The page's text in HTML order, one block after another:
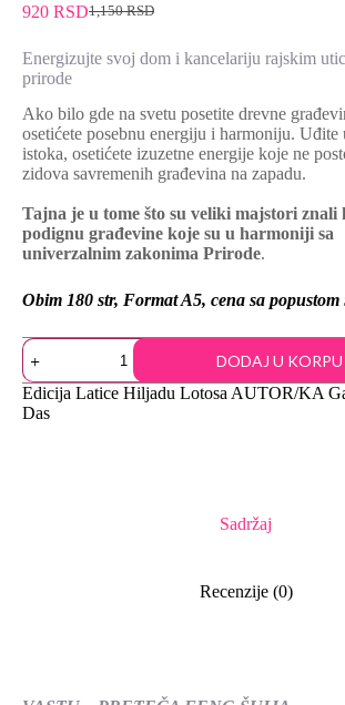
1,150RSD
920 RSD
Energizujte svoj dom i kancelariju rajskim
prirode
Ako bilo gde na svetu posetite drevne
osetićete posebnu energiju i harmoniju. Uđite
istoka, osetićete izuzetne energije koje ne
zidova savremenih građevina na zapadu.
Tajna je u tome što su veliki majstori znali
podignu građevine koje su u harmoniji sa
univerzalnim zakonima Prirode.
Obim 180 str, Format A5, cena sa popustom
DODAJ U KORPU
Edicija Latice Hiljadu LotosaAUTOR/KA
Das
Sadržaj
Recenzije (0)